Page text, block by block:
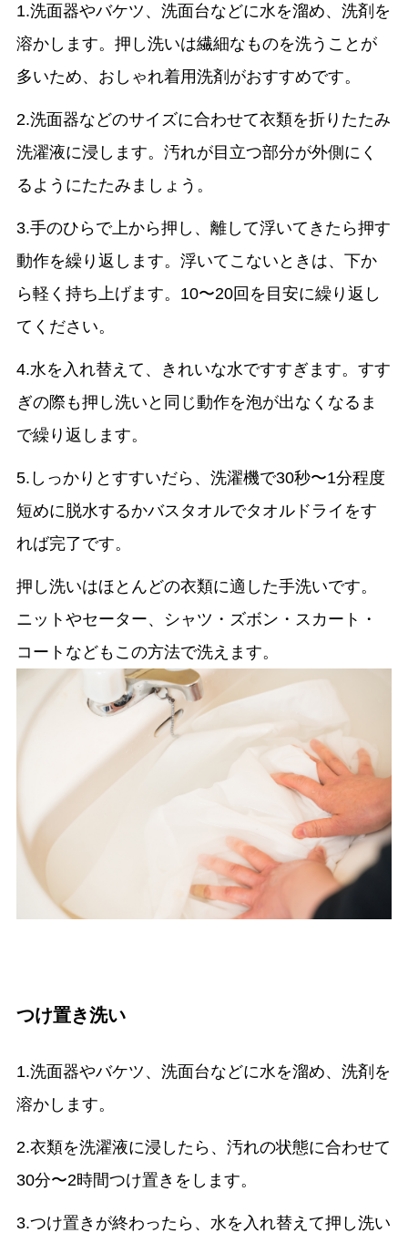
1.洗面器やバケツ、洗面台などに水を溜め、洗剤を
溶かします。押し洗いは繊細なものを洗うことが
多いため、おしゃれ着用洗剤がおすすめです。
2.洗面器などのサイズに合わせて衣類を折りたたみ
洗濯液に浸します。汚れが目立つ部分が外側にく
るようにたたみましょう。
3.手のひらで上から押し、離して浮いてきたら押す
動作を繰り返します。浮いてこないときは、下か
ら軽く持ち上げます。10〜20回を目安に繰り返し
てください。
4.水を入れ替えて、きれいな水ですすぎます。すす
ぎの際も押し洗いと同じ動作を泡が出なくなるま
で繰り返します。
5.しっかりとすすいだら、洗濯機で30秒〜1分程度
短めに脱水するかバスタオルでタオルドライをす
れば完了です。
押し洗いはほとんどの衣類に適した手洗いです。
ニットやセーター、シャツ・ズボン・スカート・
コートなどもこの方法で洗えます。
つけ置き洗い
1.洗面器やバケツ、洗面台などに水を溜め、洗剤を
溶かします。
2.衣類を洗濯液に浸したら、汚れの状態に合わせて
30分〜2時間つけ置きをします。
3.つけ置きが終わったら、水を入れ替えて押し洗い